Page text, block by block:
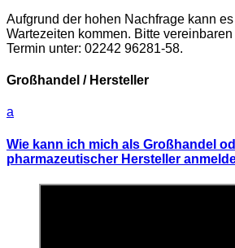
Aufgrund der hohen Nachfrage kann
Wartezeiten kommen. Bitte
Termin unter: 02242 96281-58.
Großhandel / Hersteller
a
Wie kann ich mich als Großhandel
pharmazeutischer Hersteller